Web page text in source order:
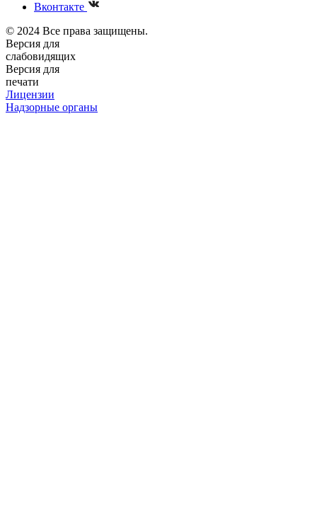
Вконтакте
© 2024 Все права защищены.
Версия для
слабовидящих
Версия для
печати
Лицензии
Надзорные органы